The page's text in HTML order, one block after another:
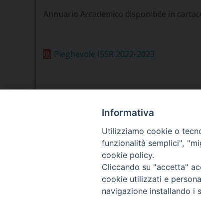
Annuario Accademico disponibile in
Pieghevole ISSR 2022-2023
Seminario Vescovile di Treviso
p.tta Benedetto XI, 2
segreteria@issrgp1.it
Informativa
Utilizziamo cookie o
funzionalità semplici",
cookie policy.
Cliccando su "accetta"
cookie utilizzati e
navigazione installando i